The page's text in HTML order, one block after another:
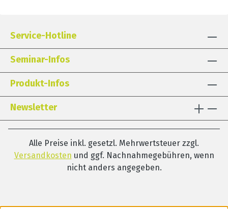
Service-Hotline
Seminar-Infos
Produkt-Infos
Newsletter
Alle Preise inkl. gesetzl. Mehrwertsteuer zzgl.
Versandkosten und ggf. Nachnahmegebühren, wenn
nicht anders angegeben.